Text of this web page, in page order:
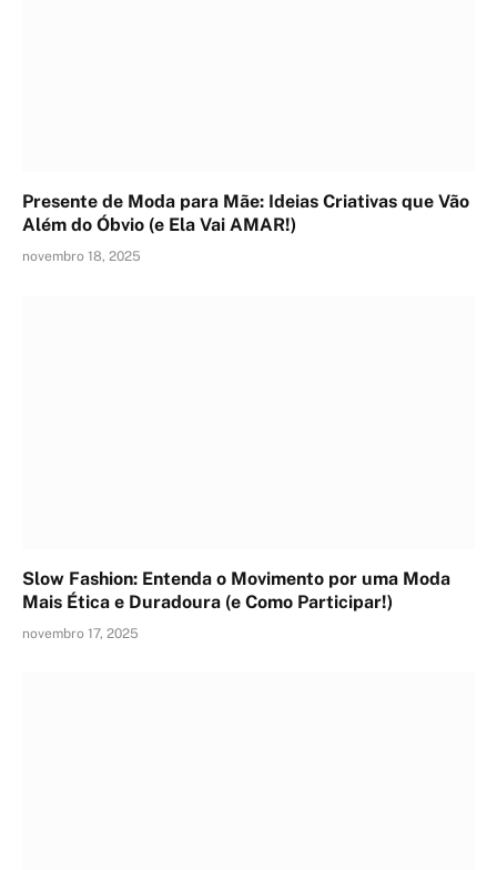
Presente de Moda para Mãe: Ideias Criativas que Vão
Além do Óbvio (e Ela Vai AMAR!)
novembro 18, 2025
Slow Fashion: Entenda o Movimento por uma Moda
Mais Ética e Duradoura (e Como Participar!)
novembro 17, 2025